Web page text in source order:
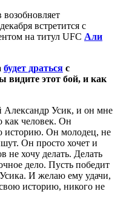
встретится с
на титул UFC Али
будет драться с
этот бой, и как
Усик, и он мне
как человек. Он
историю. Он молодец, не
Он просто хочет и
не хочу делать. Делать
дело. Пусть победит
И желаю ему удачи,
историю, никого не